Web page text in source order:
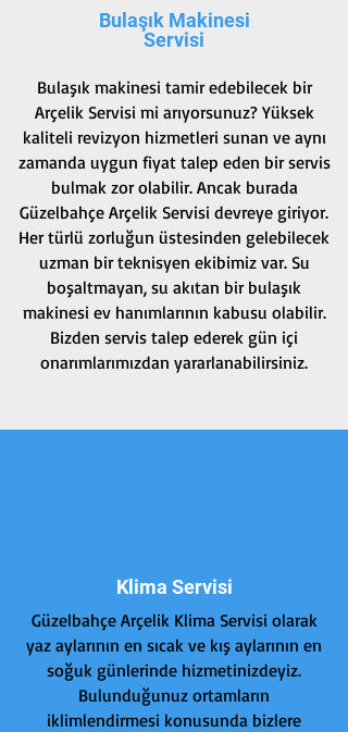
Bulaşık Makinesi
Servisi
Bulaşık makinesi tamir edebilecek bir
Arçelik Servisi mi arıyorsunuz? Yüksek
kaliteli revizyon hizmetleri sunan ve aynı
zamanda uygun fiyat talep eden bir servis
bulmak zor olabilir. Ancak burada
Güzelbahçe Arçelik Servisi devreye giriyor.
Her türlü zorluğun üstesinden gelebilecek
uzman bir teknisyen ekibimiz var. Su
boşaltmayan, su akıtan bir bulaşık
makinesi ev hanımlarının kabusu olabilir.
Bizden servis talep ederek gün içi
onarımlarımızdan yararlanabilirsiniz.
Klima Servisi
Güzelbahçe Arçelik Klima Servisi olarak
yaz aylarının en sıcak ve kış aylarının en
soğuk günlerinde hizmetinizdeyiz.
Bulunduğunuz ortamların
iklimlendirmesi konusunda bizlere